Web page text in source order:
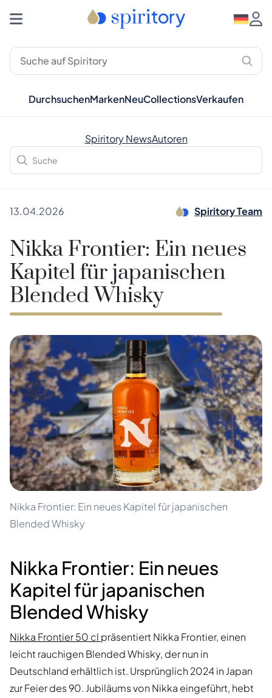
DurchsuchenMarkenNeuCollectionsVerkaufen
Spiritory NewsAutoren
13.04.2026 Spiritory Team
Nikka Frontier: Ein neues
Kapitel für japanischen
Blended Whisky
Nikka Frontier: Ein neues Kapitel für japanischen
Blended Whisky
Nikka Frontier: Ein neues
Kapitel für japanischen
Blended Whisky
Nikka Frontier 50 cl präsentiert Nikka Frontier, einen
leicht rauchigen Blended Whisky, der nun in
Deutschland erhältlich ist. Ursprünglich 2024 in Japan
zur Feier des 90. Jubiläums von Nikka eingeführt, hebt